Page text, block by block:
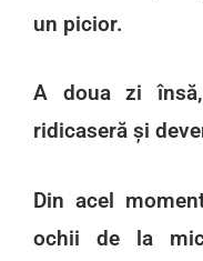
un picior.
A doua zi
ridicaseră și
Din acel
ochii de la